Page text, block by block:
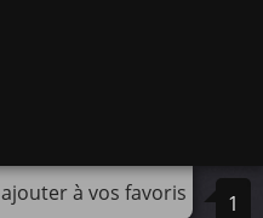
ajouter à vos favoris 1